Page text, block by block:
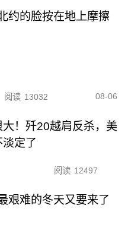
约的脸按在地上摩擦
阅读 13032 08-06
大！歼20越肩反杀，美
淡定了
阅读 12497
艰难的冬天又要来了